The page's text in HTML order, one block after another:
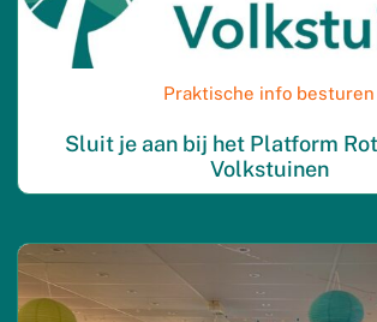
Praktische info besturen
Sluit je aan bij het Platform
Volkstuinen